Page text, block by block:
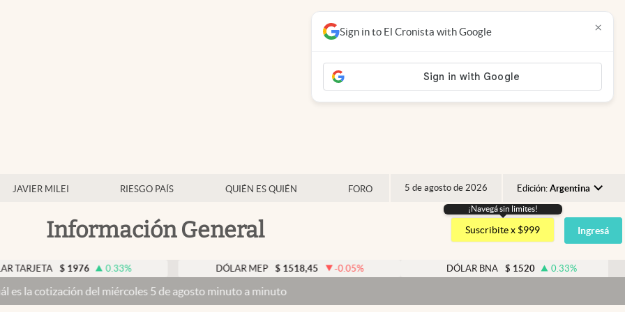
JAVIER MILEI RIESGO PAÍS QUIÉN ES QUIÉN FORO 5 de agosto de 2026 Edición: Argentina
Argentina
España
USA
Información General
¡Navegá sin limites!
Suscribite x $999 Ingresá
$ 1976 0.33% DÓLAR MEP $ 1518,45 -0.05% DÓLAR BNA $ 1520 0.33%
del miércoles 5 de agosto minuto a minuto
Sign in to El Cronista with Google ×